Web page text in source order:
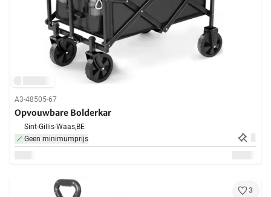
A3-48505-67
Opvouwbare Bolderkar
Sint-Gillis-Waas,BE
Geen minimumprijs
3